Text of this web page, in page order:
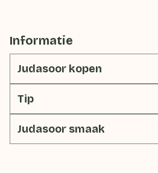
Informatie
Judasoor kopen
Tip
Judasoor smaak